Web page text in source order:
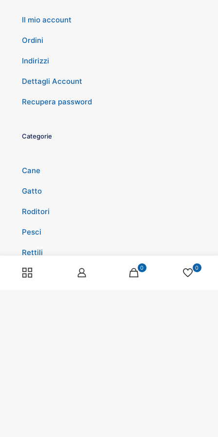
Il mio account
Ordini
Indirizzi
Dettagli Account
Recupera password
Categorie
Cane
Gatto
Roditori
Pesci
Rettili
Volatili
0 0